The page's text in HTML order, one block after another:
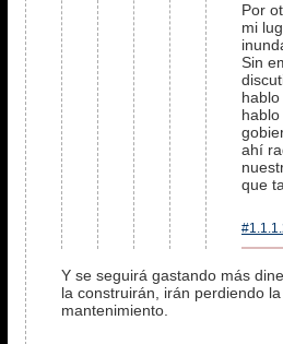
Por
mi
Sin
ahí
que
Y se seguirá gastando más
la construirán, irán perdiendo
mantenimiento.